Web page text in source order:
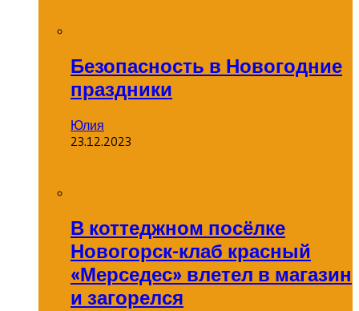
Безопасность в Новогодние
праздники
Юлия
23.12.2023
В коттеджном посёлке
Новогорск-клаб красный
«Мерседес» влетел в магазин
и загорелся